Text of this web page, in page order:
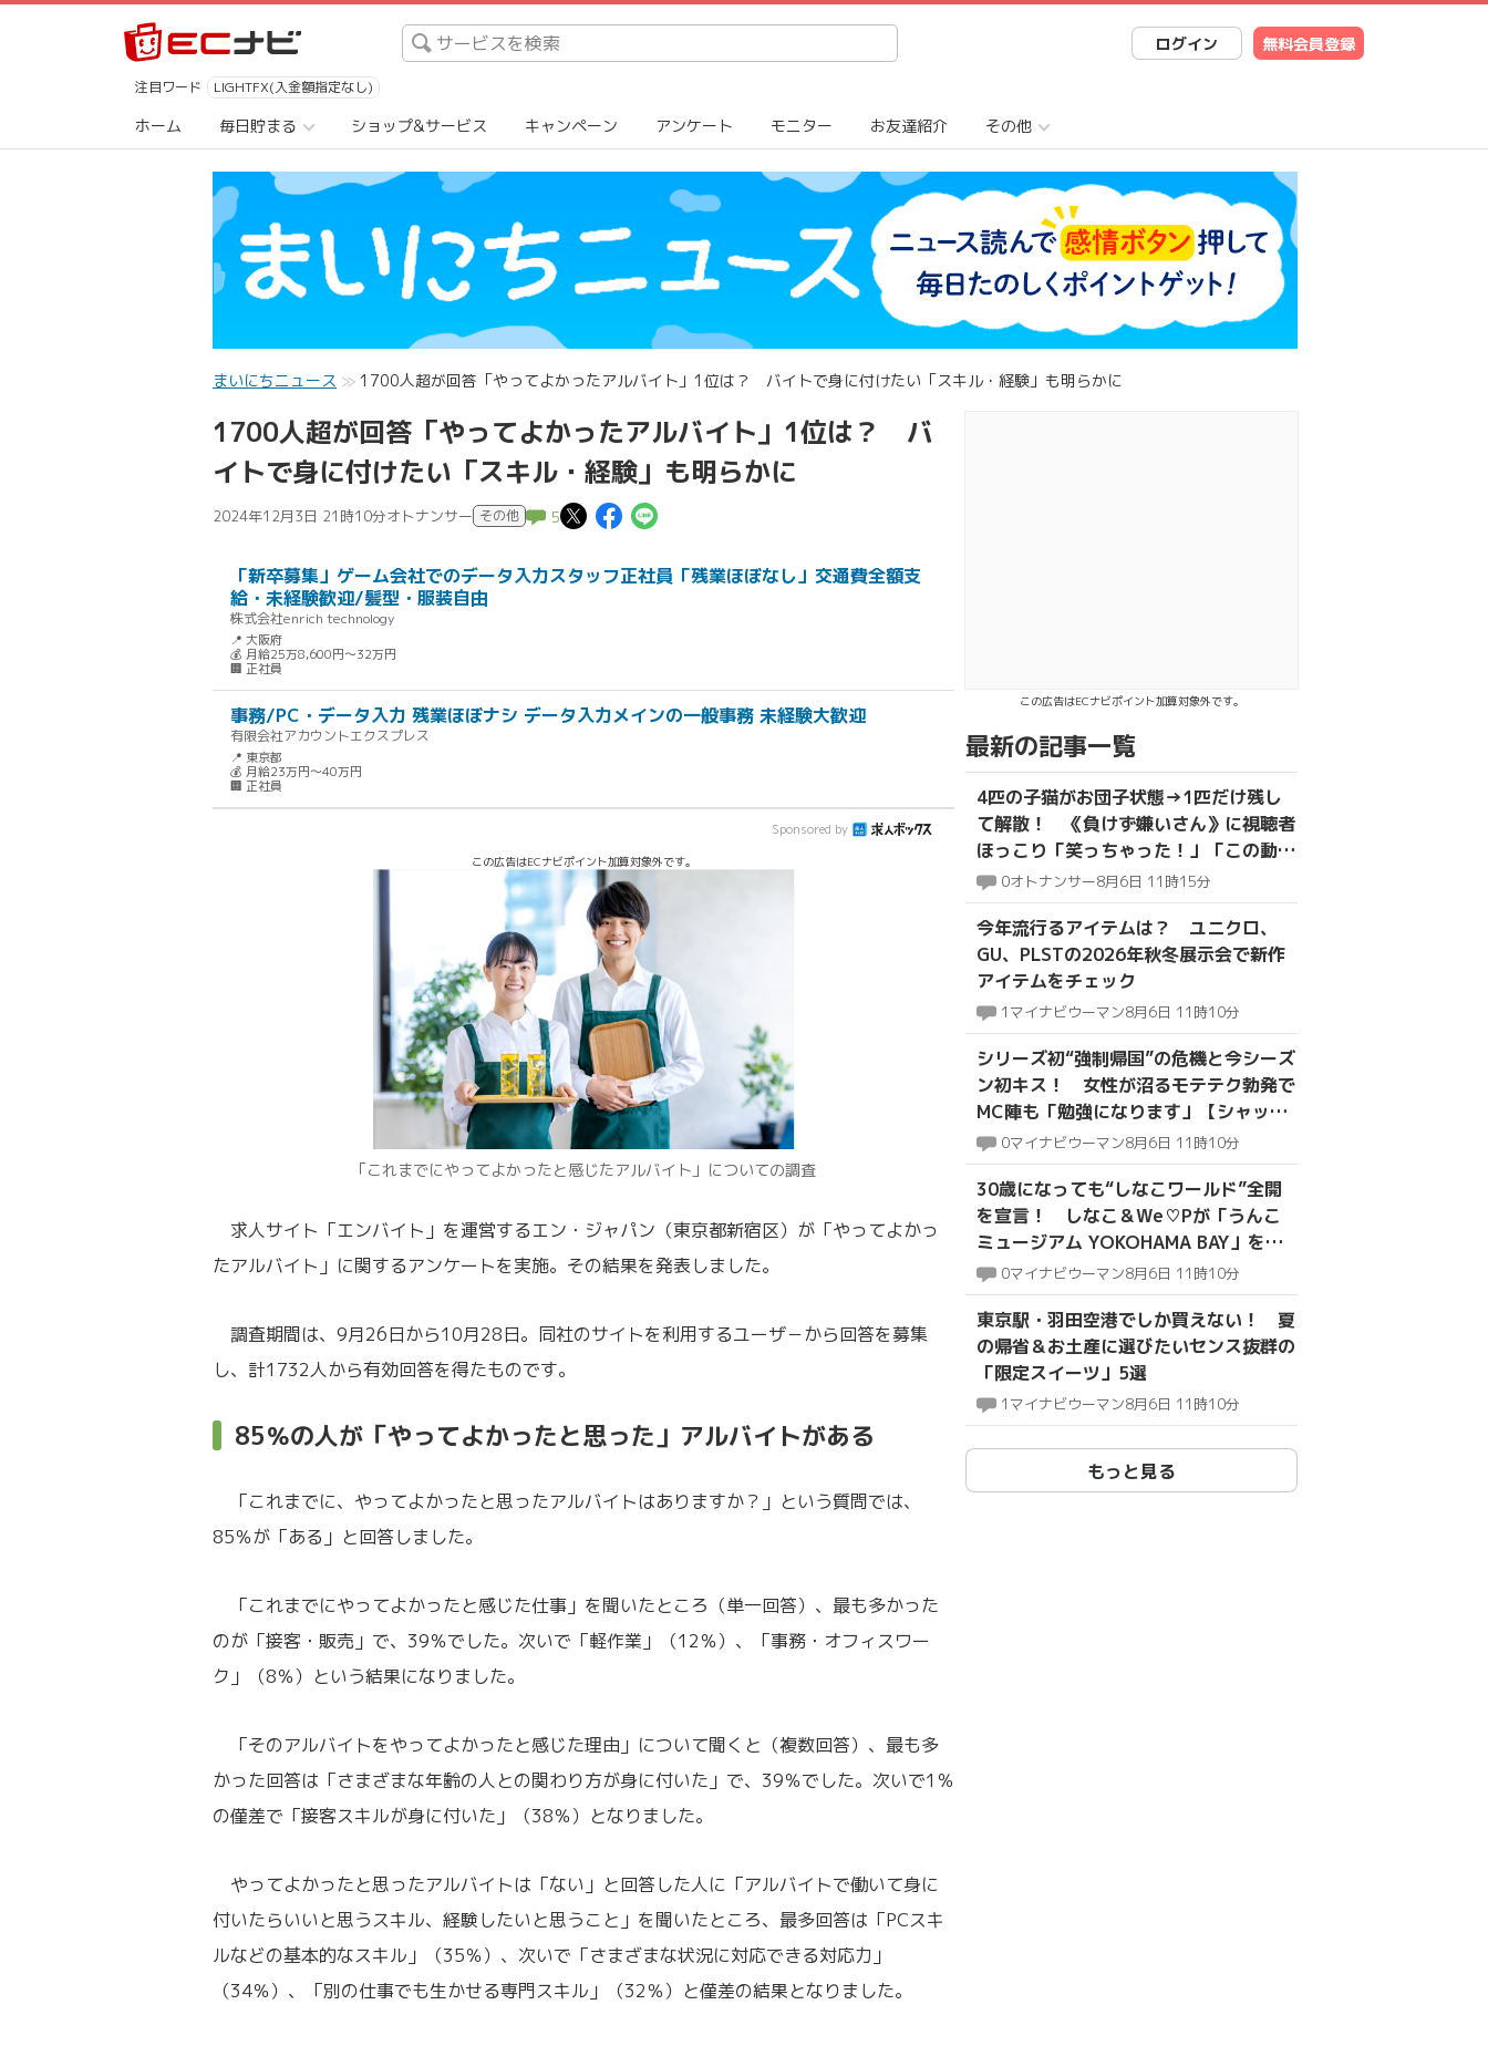
ログイン 無料会員登録
注目ワード LIGHTFX(入金額指定なし)
ホーム 毎日貯まる ショップ&サービス キャンペーン アンケート モニター お友達紹介 その他
まいにちニュース 1700人超が回答「やってよかったアルバイト」1位は？ バイトで身に付けたい「スキル・経験」も明らかに
1700人超が回答「やってよかったアルバイト」1位は？ バ
イトで身に付けたい「スキル・経験」も明らかに
2024年12月3日 21時10分オトナンサー その他 5 この記事についてポスト
この記事についてFacebookでシェア
「新卒募集」ゲーム会社でのデータ入力スタッフ正社員「残業ほぼなし」交通費全額支
給・未経験歓迎/髪型・服装自由
株式会社enrich technology
📍 大阪府
💰 月給25万8,600円～32万円
🏢 正社員
事務/PC・データ入力 残業ほぼナシ データ入力メインの一般事務 未経験大歓迎
有限会社アカウントエクスプレス
📍 東京都
💰 月給23万円～40万円
🏢 正社員
Sponsored by
この広告はECナビポイント加算対象外です。
「これまでにやってよかったと感じたアルバイト」についての調査
求人サイト「エンバイト」を運営するエン・ジャパン（東京都新宿区）が「やってよかっ
たアルバイト」に関するアンケートを実施。その結果を発表しました。
調査期間は、9月26日から10月28日。同社のサイトを利用するユーザ－から回答を募集
し、計1732人から有効回答を得たものです。
85％の人が「やってよかったと思った」アルバイトがある
「これまでに、やってよかったと思ったアルバイトはありますか？」という質問では、
85％が「ある」と回答しました。
「これまでにやってよかったと感じた仕事」を聞いたところ（単一回答）、最も多かった
のが「接客・販売」で、39％でした。次いで「軽作業」（12％）、「事務・オフィスワー
ク」（8％）という結果になりました。
「そのアルバイトをやってよかったと感じた理由」について聞くと（複数回答）、最も多
かった回答は「さまざまな年齢の人との関わり方が身に付いた」で、39％でした。次いで1％
の僅差で「接客スキルが身に付いた」（38％）となりました。
やってよかったと思ったアルバイトは「ない」と回答した人に「アルバイトで働いて身に
付いたらいいと思うスキル、経験したいと思うこと」を聞いたところ、最多回答は「PCスキ
ルなどの基本的なスキル」（35％）、次いで「さまざまな状況に対応できる対応力」
（34％）、「別の仕事でも生かせる専門スキル」（32％）と僅差の結果となりました。
この広告はECナビポイント加算対象外です。
最新の記事一覧
4匹の子猫がお団子状態→1匹だけ残し
て解散！ 《負けず嫌いさん》に視聴者
ほっこり「笑っちゃった！」「この動画
をおすすめしてくれてありがとう」
0オトナンサー8月6日 11時15分
今年流行るアイテムは？ ユニクロ、
GU、PLSTの2026年秋冬展示会で新作
アイテムをチェック
1 マイナビウーマン8月6日 11時10分
シリーズ初“強制帰国”の危機と今シーズ
ン初キス！ 女性が沼るモテテク勃発で
MC陣も「勉強になります」【シャッフ
ルアイランドseason7・#3～#4】
0マイナビウーマン8月6日 11時10分
30歳になっても“しなこワールド”全開
を宣言！ しなこ＆We♡Pが「うんこ
ミュージアム YOKOHAMA BAY」を体
験 0マイナビウーマン8月6日 11時10分
東京駅・羽田空港でしか買えない！ 夏
の帰省＆お土産に選びたいセンス抜群の
「限定スイーツ」5選
1 マイナビウーマン8月6日 11時10分
もっと見る